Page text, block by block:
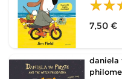
7,50 €
daniela